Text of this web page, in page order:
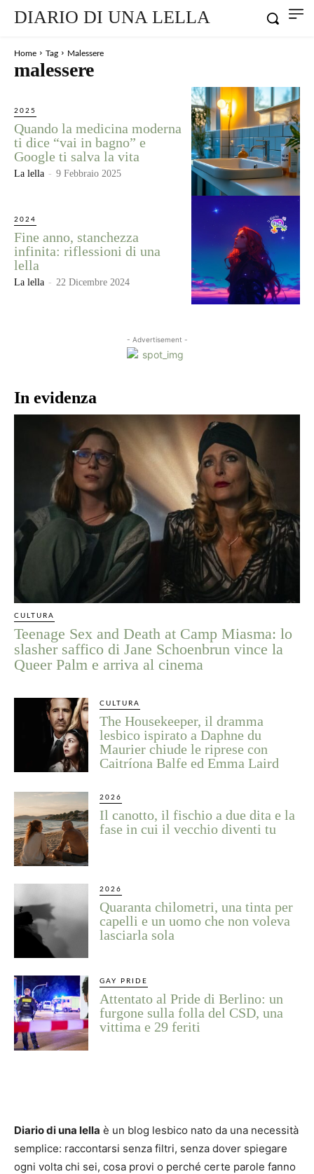
DIARIO DI UNA LELLA
Home Tag Malessere
malessere
2025
Quando la medicina moderna
ti dice “vai in bagno” e
Google ti salva la vita
La lella - 9 Febbraio 2025
2024
Fine anno, stanchezza
infinita: riflessioni di una
lella
La lella - 22 Dicembre 2024
- Advertisement -
In evidenza
CULTURA
Teenage Sex and Death at Camp Miasma: lo
slasher saffico di Jane Schoenbrun vince la
Queer Palm e arriva al cinema
CULTURA
The Housekeeper, il dramma
lesbico ispirato a Daphne du
Maurier chiude le riprese con
Caitríona Balfe ed Emma Laird
2026
Il canotto, il fischio a due dita e la
fase in cui il vecchio diventi tu
2026
Quaranta chilometri, una tinta per
capelli e un uomo che non voleva
lasciarla sola
GAY PRIDE
Attentato al Pride di Berlino: un
furgone sulla folla del CSD, una
vittima e 29 feriti
Diario di una lella è un blog lesbico nato da una necessità
semplice: raccontarsi senza filtri, senza dover spiegare
ogni volta chi sei, cosa provi o perché certe parole fanno